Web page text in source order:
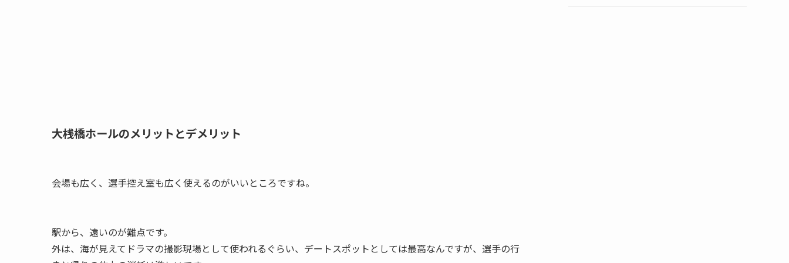
大桟橋ホールのメリットとデメリット
会場も広く、選手控え室も広く使えるのがいいところですね。
駅から、遠いのが難点です。
外は、海が見えてドラマの撮影現場として使われるぐらい、デートスポットとしては最高なんですが、選手の行